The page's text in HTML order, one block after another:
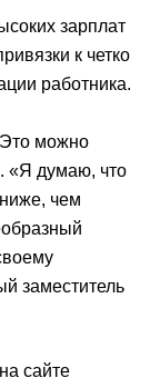
зарплат
к четко
работника.
Это можно
«Я думаю, что
чем
заместитель
сайте